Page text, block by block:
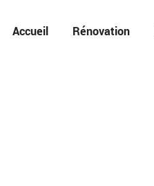
Accueil Rénovation